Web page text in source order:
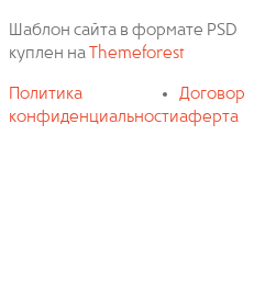
Шаблон сайта в формате PSD
куплен на
Themeforest
Политика
конфиденциальности
Договор
аферта